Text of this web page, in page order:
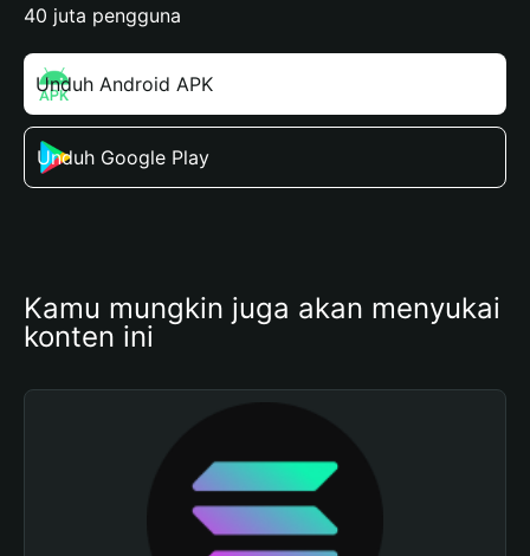
40 juta pengguna
Unduh Android APK
Unduh Google Play
Kamu mungkin juga akan menyukai
konten ini